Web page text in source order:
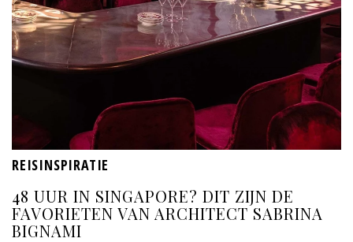
REISINSPIRATIE
48 UUR IN SINGAPORE? DIT ZIJN DE
FAVORIETEN VAN ARCHITECT SABRINA
BIGNAMI